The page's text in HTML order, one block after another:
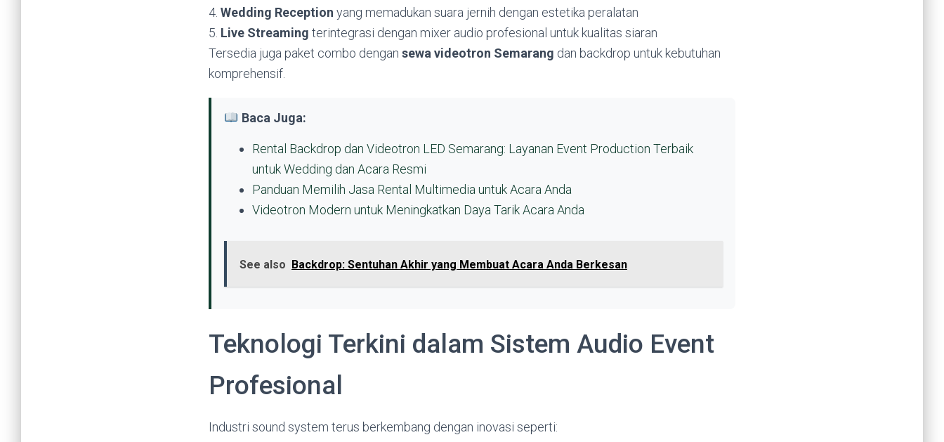
4. Wedding Reception yang memadukan suara jernih dengan estetika peralatan
5. Live Streaming terintegrasi dengan mixer audio profesional untuk kualitas siaran
Tersedia juga paket combo dengan sewa videotron Semarang dan backdrop untuk kebutuhan
komprehensif.
Baca Juga:
Rental Backdrop dan Videotron LED Semarang: Layanan Event Production Terbaik
untuk Wedding dan Acara Resmi
Panduan Memilih Jasa Rental Multimedia untuk Acara Anda
Videotron Modern untuk Meningkatkan Daya Tarik Acara Anda
See also Backdrop: Sentuhan Akhir yang Membuat Acara Anda Berkesan
Teknologi Terkini dalam Sistem Audio Event
Profesional
Industri sound system terus berkembang dengan inovasi seperti: